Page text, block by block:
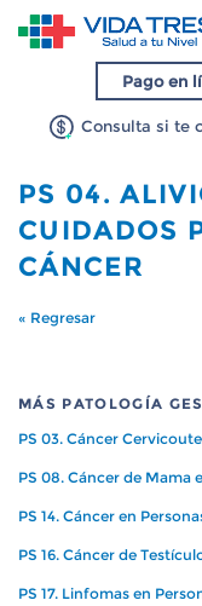
Pago en
Consulta si te
PS 04.
CUIDADOS
CÁNCER
« Regresar
MÁS PATOLOGÍA GES
PS 03. Cáncer
PS 08. Cáncer de Mama
PS 14. Cáncer en
PS 16. Cáncer de
PS 17. Linfomas en